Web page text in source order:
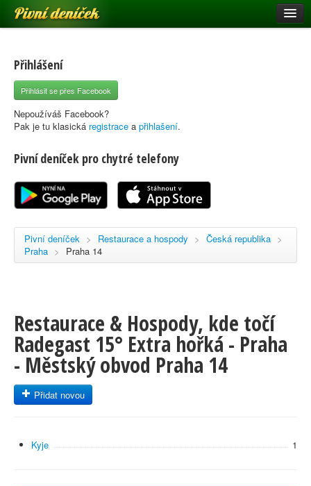
Pivní deníček
Pivní mapa
Pivní značky
Nápověda
Registrace
Přihlášení
Přihlásit se přes Facebook
Nepoužíváš Facebook?
Pak je tu klasická registrace a přihlašení.
Pivní deníček pro chytré telefony
Pivní deníček > Restaurace a hospody > Česká republika >
Praha > Praha 14
Restaurace & Hospody, kde točí
Radegast 15° Extra hořká - Praha
- Městský obvod Praha 14
Přidat novou
Kyje 1